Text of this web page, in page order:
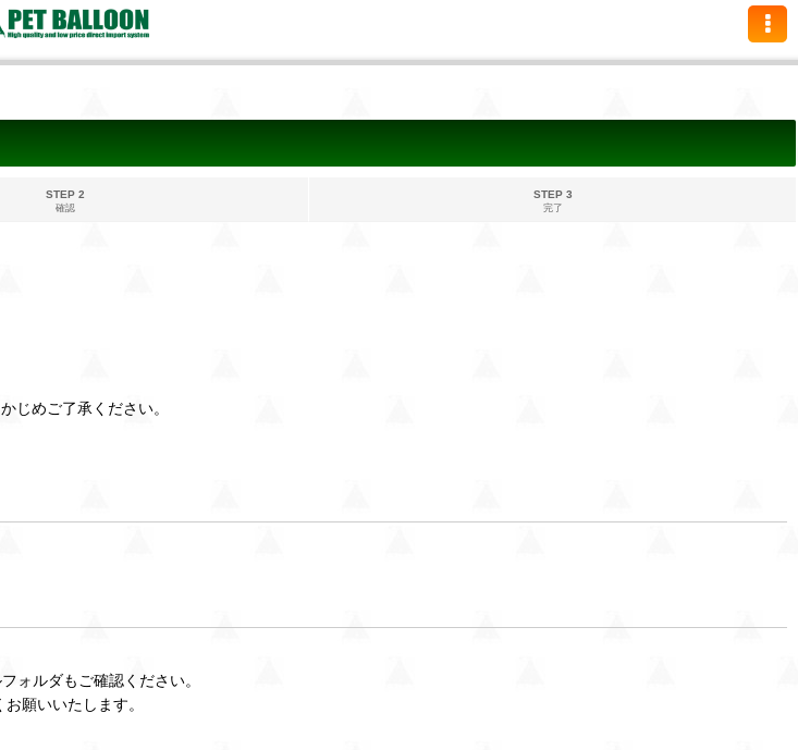
STEP 2
確認
STEP 3
完了
じめご了承ください。
ォルダもご確認ください。
願いいたします。